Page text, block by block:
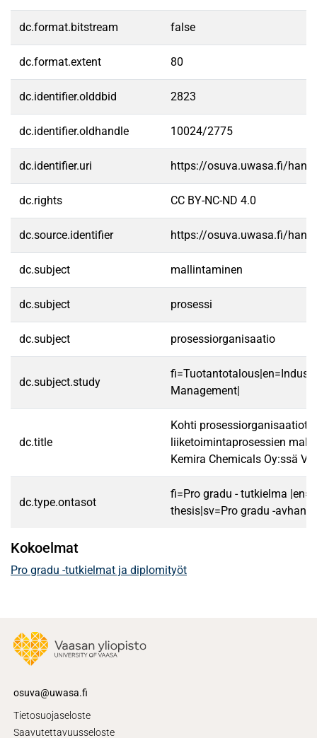
dc.format.bitstream false
dc.format.extent 80
dc.identifier.olddbid 2823
dc.identifier.oldhandle 10024/2775
dc.identifier.uri https://osuva.uwasa.fi/
dc.rights CC BY-NC-ND 4.0
dc.source.identifier https://osuva.uwasa.fi/
dc.subject mallintaminen
dc.subject prosessi
dc.subject prosessiorganisaatio
dc.subject.study
Management|
dc.title
Kohti prosessiorganisaatiota:
liiketoimintaprosessien
Kemira Chemicals Oy:ssä
dc.type.ontasot
fi=Pro gradu - tutkielma
thesis|sv=Pro gradu -
Kokoelmat
Pro gradu -tutkielmat ja diplomityöt
osuva@uwasa.fi
Tietosuojaseloste
Saavutettavuusseloste